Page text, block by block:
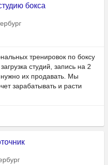
бокса
тренировок по боксу
студий, запись на 2
их продавать. Мы
зарабатывать и расти